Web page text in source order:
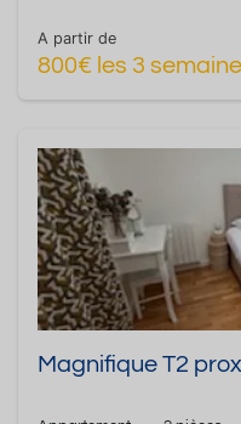
A partir de
800€ les 3
Magnifique T2